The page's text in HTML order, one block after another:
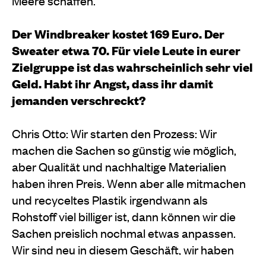
Der Windbreaker kostet 169 Euro. Der
Sweater etwa 70. Für viele Leute in eurer
Zielgruppe ist das wahrscheinlich sehr viel
Geld. Habt ihr Angst, dass ihr damit
jemanden verschreckt?
Chris Otto: Wir starten den Prozess: Wir
machen die Sachen so günstig wie möglich,
aber Qualität und nachhaltige Materialien
haben ihren Preis. Wenn aber alle mitmachen
und recyceltes Plastik irgendwann als
Rohstoff viel billiger ist, dann können wir die
Sachen preislich nochmal etwas anpassen.
Wir sind neu in diesem Geschäft, wir haben